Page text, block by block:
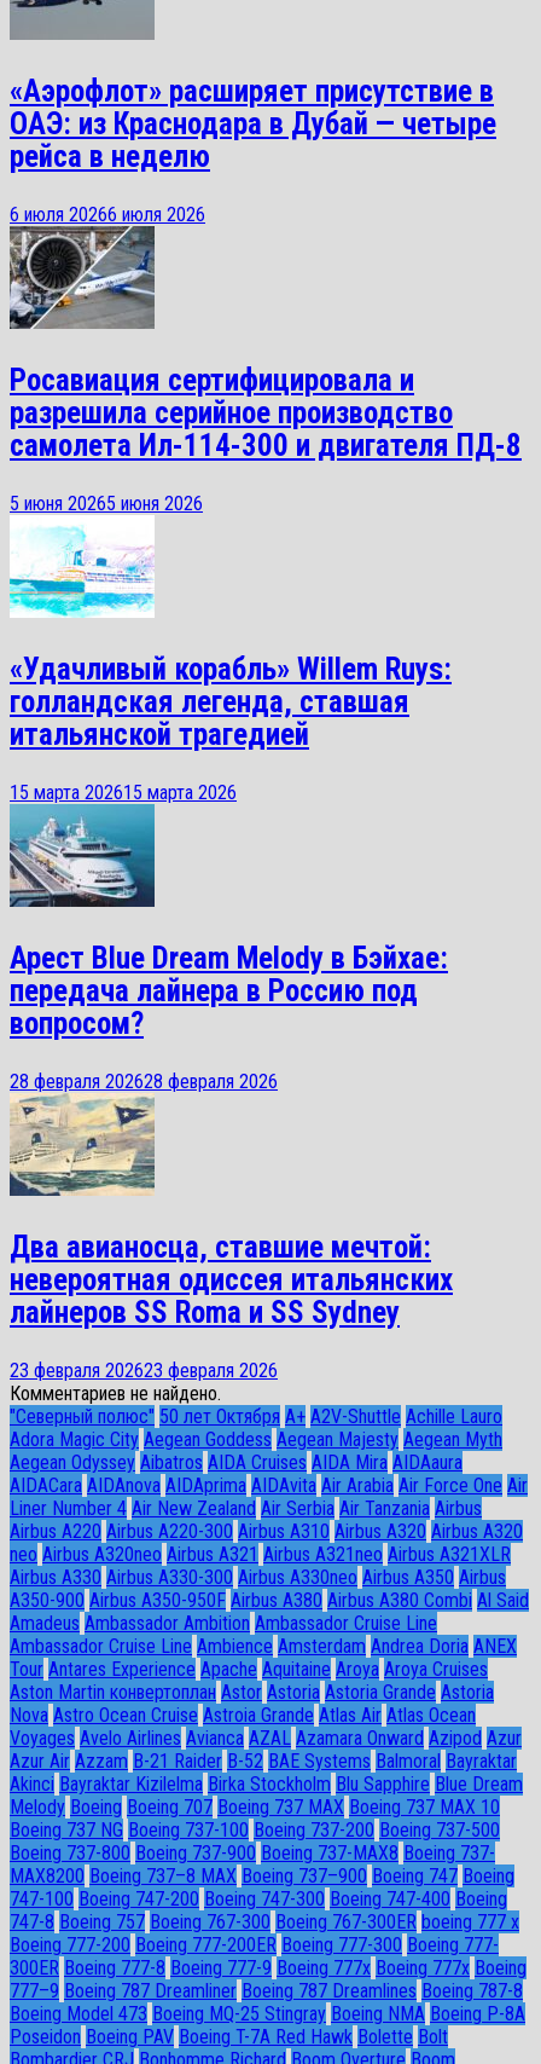
«Аэрофлот» расширяет присутствие в
ОАЭ: из Краснодара в Дубай — четыре
рейса в неделю
6 июля 20266 июля 2026
Росавиация сертифицировала и
разрешила серийное производство
самолета Ил-114-300 и двигателя ПД-8
5 июня 20265 июня 2026
«Удачливый корабль» Willem Ruys:
голландская легенда, ставшая
итальянской трагедией
15 марта 202615 марта 2026
Арест Blue Dream Melody в Бэйхае:
передача лайнера в Россию под
вопросом?
28 февраля 202628 февраля 2026
Два авианосца, ставшие мечтой:
невероятная одиссея итальянских
лайнеров SS Roma и SS Sydney
23 февраля 202623 февраля 2026
Комментариев не найдено.
"Северный полюс" 50 лет Октября A+ A2V-Shuttle Achille Lauro
Adora Magic City Aegean Goddess Aegean Majesty Aegean Myth
Aegean Odyssey Aibatros AIDA Cruises AIDA Mira AIDAaura
AIDACara AIDAnova AIDAprima AIDAvita Air Arabia Air Force One Air
Liner Number 4 Air New Zealand Air Serbia Air Tanzania Airbus
Airbus A220 Airbus A220-300 Airbus A310 Airbus A320 Airbus A320
neo Airbus A320neo Airbus A321 Airbus A321neo Airbus A321XLR
Airbus A330 Airbus A330-300 Airbus A330neo Airbus A350 Airbus
A350-900 Airbus A350-950F Airbus A380 Airbus A380 Combi Al Said
Amadeus Ambassador Ambition Ambassador Cruise Line
Ambassador Сruise Line Ambience Amsterdam Andrea Doria ANEX
Tour Antares Experience Apache Aquitaine Aroya Aroya Cruises
Aston Martin конвертоплан Astor Astoria Astoria Grande Astoria
Nova Astro Ocean Cruise Astroia Grande Atlas Air Atlas Ocean
Voyages Avelo Airlines Avianca AZAL Azamara Onward Azipod Azur
Azur Air Azzam B-21 Raider B-52 BAE Systems Balmoral Bayraktar
Akinci Bayraktar Kizilelma Birka Stockholm Blu Sapphire Blue Dream
Melody Boeing Boeing 707 Boeing 737 MAX Boeing 737 MAX 10
Boeing 737 NG Boeing 737-100 Boeing 737-200 Boeing 737-500
Boeing 737-800 Boeing 737-900 Boeing 737-MAX8 Boeing 737-
MAX8200 Boeing 737–8 MAX Boeing 737–900 Boeing 747 Boeing
747-100 Boeing 747-200 Boeing 747-300 Boeing 747-400 Boeing
747-8 Boeing 757 Boeing 767-300 Boeing 767-300ER boeing 777 x
Boeing 777-200 Boeing 777-200ER Boeing 777-300 Boeing 777-
300ER Boeing 777-8 Boeing 777-9 Boeing 777x Boeing 777х Boeing
777–9 Boeing 787 Dreamliner Boeing 787 Dreamlines Boeing 787-8
Boeing Model 473 Boeing MQ-25 Stingray Boeing NMA Boeing P-8A
Poseidon Boeing PAV Boeing T-7A Red Hawk Bolette Bolt